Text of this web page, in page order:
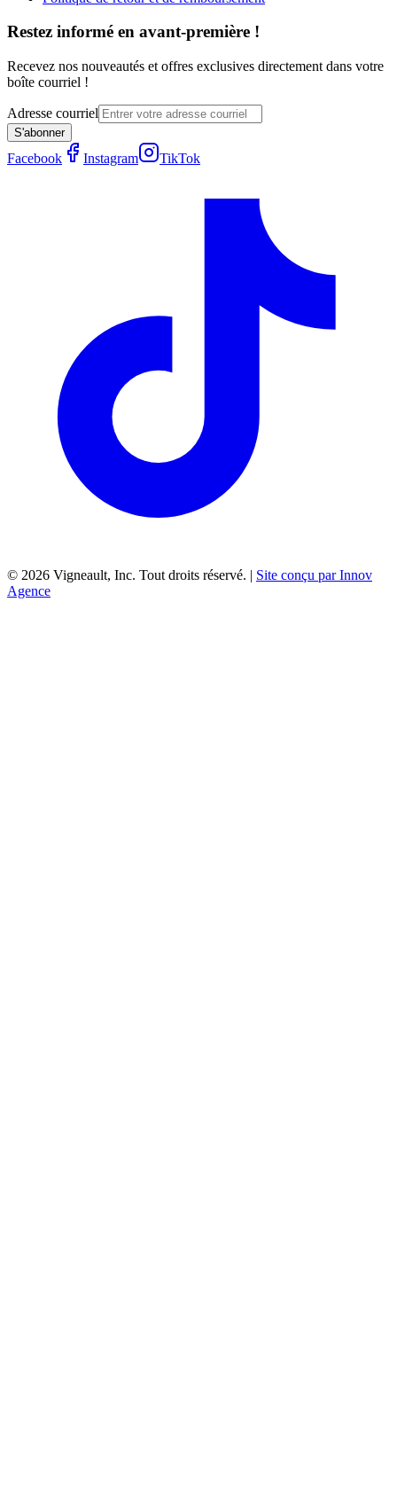
Restez informé en avant-première !
Recevez nos nouveautés et offres exclusives directement dans votre
boîte courriel !
Adresse courriel
S'abonner
Facebook Instagram TikTok
© 2026 Vigneault, Inc. Tout droits réservé. | Site conçu par Innov
Agence